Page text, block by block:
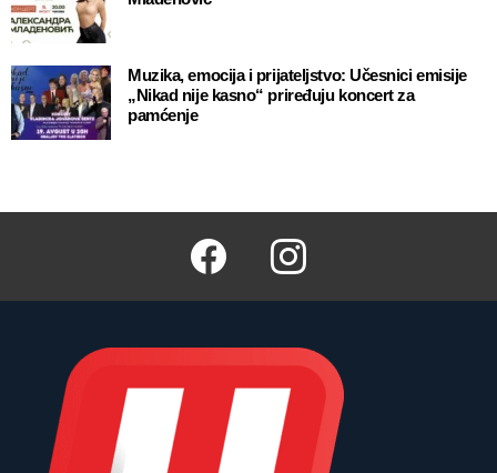
Muzika, emocija i prijateljstvo: Učesnici emisije
„Nikad nije kasno“ priređuju koncert za
pamćenje
Facebook Instagram